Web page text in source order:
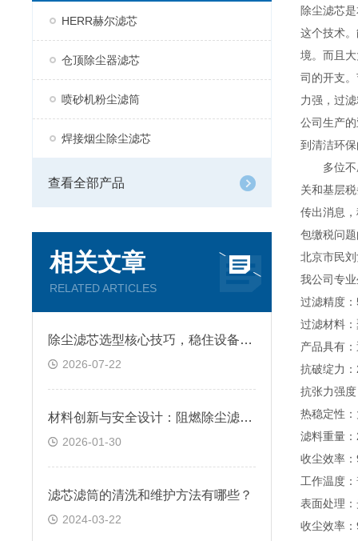
HERR赫尔滤芯
仓顶除尘器滤芯
喷砂机粉尘滤筒
焊接烟尘除尘滤芯
查看全部产品
相关文章
RELATED ARTICLES
除尘滤芯选型核心技巧，稳住设备除尘工况
2026-07-22
材料创新与安全设计：阻燃除尘滤筒技术原理及跨行业应用深析
2026-01-30
滤芯滤筒的清洗和维护方法有哪些？
2024-03-22
除尘滤芯
这个技术
境。而且
司的开支
力强，过
公司生产
到清洁环
多位不愿
关和基层
传出消息
包缴税问
北京市民
我公司专
过滤精度
过滤材料
产品具有
抗破绽力
抗张力强
热稳定性
滤料重量
收尘效率
工作温度
表面处理
收尘效率